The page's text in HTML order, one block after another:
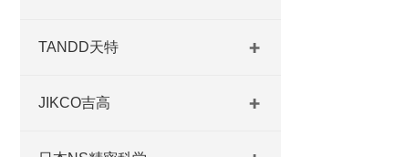
TANDD天特
JIKCO吉高